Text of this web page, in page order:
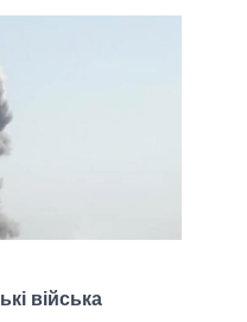
війська